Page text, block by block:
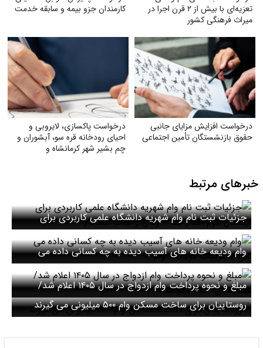
تعزیه‌ای با بیش از ۲ قرن اجرا در
میراث فرهنگی کشور
کارمندان جزو بیمه و سابقه خدمت
درخواست افزایش مزایای جانبی
حقوق بازنشستگان تأمین اجتماعی
درخواست پاکسازی، لایروبی و
احیای رودخانه قره سو، آبشوران و
چم بشیر شهر کرمانشاه و
خبرهای مرتبط
جزئیات ثبت نام وام شهریه دانشگاه علمی کاربردی برای
نیمسال دوم اعلام شد + زمان و لینک ثبت‌نام
وام ودیعه خانه های آسیب دیده به چه کسانی داده می
شود/ جزییات دریافت وام
مبلغ و نحوه پرداخت وام ازدواج در سال ۱۴۰۵ اعلام شد/
متقاضیان حتما بخوانند
روستاییان برای ساخت مسکن وام ۵۰۰ میلیونی می گیرند